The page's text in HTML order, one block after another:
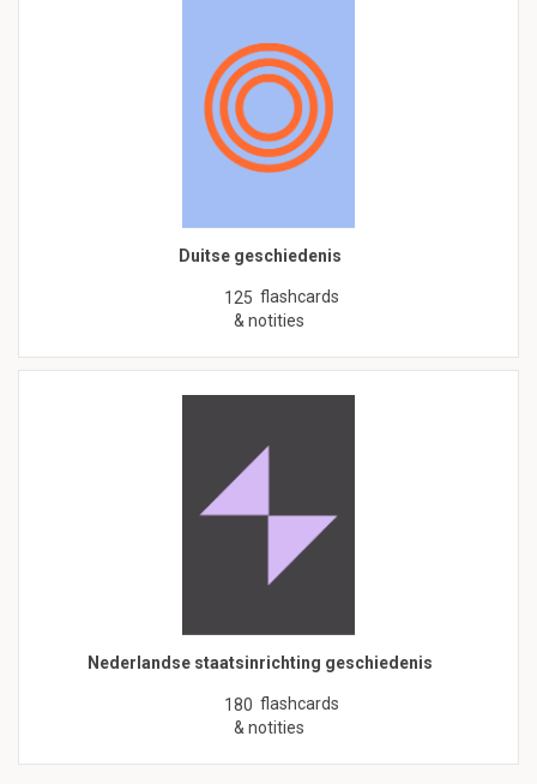
Duitse geschiedenis
125 flashcards
& notities
Nederlandse staatsinrichting geschiedenis
180 flashcards
& notities